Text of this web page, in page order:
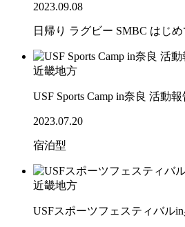
2023.09.08
日帰り ラグビー SMBC はじ
近畿地方
USF Sports Camp in奈良 活動報
2023.07.20
宿泊型
近畿地方
USFスポーツフェスティバル